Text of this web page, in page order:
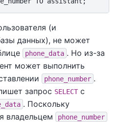
(и
данных), не может
phone_data . Но из-за
может выполнить
phone_number .
запрос SELECTс
. Поскольку
владельцем
phone_number